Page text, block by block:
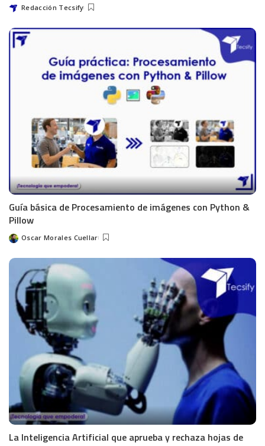
Redacción Tecsify
Guía básica de Procesamiento de imágenes con Python &
Pillow
Oscar Morales Cuellar
La Inteligencia Artificial que aprueba y rechaza hojas de